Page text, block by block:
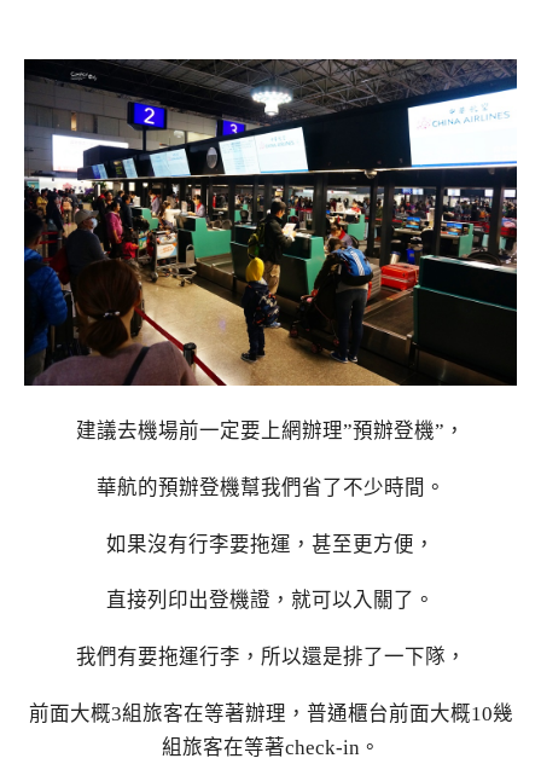
建議去機場前一定要上網辦理”預辦登機”，
華航的預辦登機幫我們省了不少時間。
如果沒有行李要拖運，甚至更方便，
直接列印出登機證，就可以入關了。
我們有要拖運行李，所以還是排了一下隊，
前面大概3組旅客在等著辦理，普通櫃台前面大概10幾
組旅客在等著check-in。